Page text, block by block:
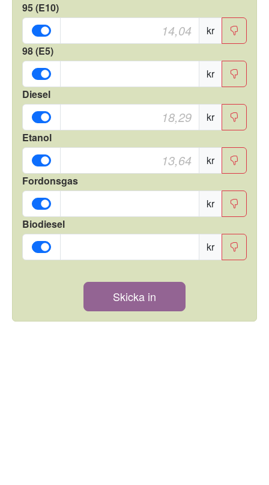
95 (E10)
kr
98 (E5)
kr
Diesel
kr
Etanol
kr
Fordonsgas
kr
Biodiesel
kr
Skicka in